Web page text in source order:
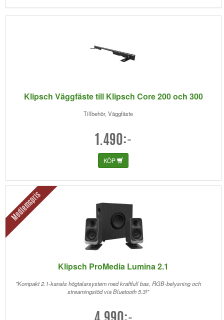
Klipsch Väggfäste till Klipsch Core 200 och 300
Tillbehör, Väggfäste
1.490:-
KÖP
Medlemspris
Klipsch ProMedia Lumina 2.1
"Kompakt 2.1-kanals högtalarsystem med kraftfull bas, RGB-belysning och
streamingstöd via Bluetooth 5.3!"